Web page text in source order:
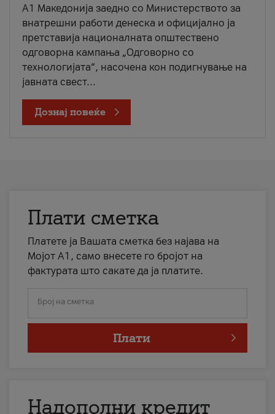
A1 Македонија заедно со Министерството за
внатрешни работи денеска и официјално ја
претставија националната општествено
одговорна кампања „Одговорно со
технологијата“, насочена кон подигнување на
јавната свест...
Дознај повеќе
Плати сметка
Платете ја Вашата сметка без најава на
Мојот А1, само внесете го бројот на
фактурата што сакате да ја платите.
Број на сметка
Плати
Надополни кредит